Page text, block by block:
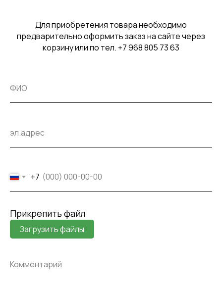
Для приобретения товара необходимо
предварительно оформить заказ на сайте через
корзину или по тел. +7 968 805 73 63
+7
Прикрепить файл
Загрузить файлы